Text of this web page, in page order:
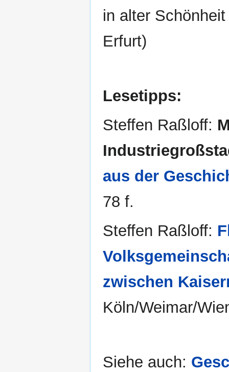
in alter
Erfurt)
Lesetipps:
Steffen Raßloff:
aus der
78 f.
Steffen Raßloff:
zwischen
Köln/Weimar/
Siehe auch: